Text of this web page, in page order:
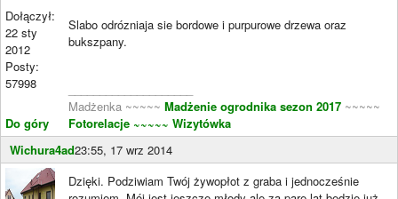
Dołączył:
22 sty
2012
Posty:
57998
Do góry
Slabo odrózniaja sie bordowe i purpurowe drzewa oraz
bukszpany.
Madżenka ~~~~~ Madżenie ogrodnika sezon 2017 ~~~~~
Fotorelacje ~~~~~ Wizytówka
Wichura4ad23:55, 17 wrz 2014
Dzięki. Podziwiam Twój żywopłot z graba i jednocześnie